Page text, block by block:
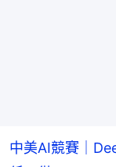
中美AI競賽｜